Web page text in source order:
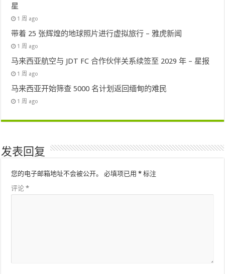
星
1 周 ago
带着 25 张辉煌的地球照片进行虚拟旅行 – 雅虎新闻
1 周 ago
马来西亚航空与 JDT FC 合作伙伴关系续签至 2029 年 – 星报
1 周 ago
马来西亚开始筛查 5000 名计划返回缅甸的难民
1 周 ago
发表回复
您的电子邮箱地址不会被公开。 必填项已用* 标注
评论*